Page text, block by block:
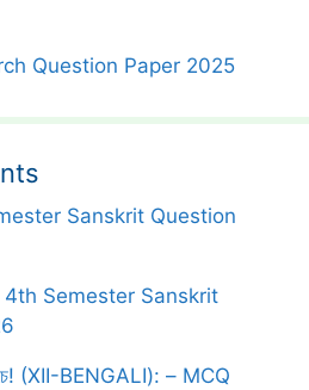
Question Paper 2025
Sanskrit Question
4th Semester Sanskrit
(XII-BENGALI): – MCQ